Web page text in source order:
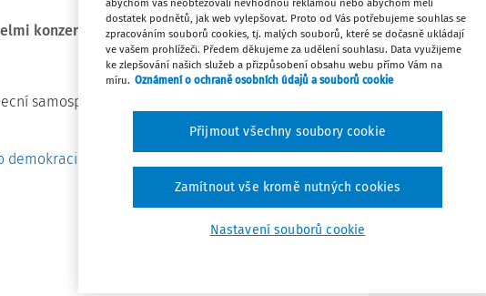
konzervativních předpokladů představuje pro
samosprávy? Je opravdu nemožné poptávku po
a ekonomickou analýzu
Oblíbené
dostatek podnětů, jak web vylepšovat. Proto od Vás potřebujeme souhlas se
zpracováním souborů cookies, tj. malých souborů, které se dočasně ukládají
ve vašem prohlížeči. Předem děkujeme za udělení souhlasu. Data využijeme
ke zlepšování našich služeb a přizpůsobení obsahu webu přímo Vám na
míru. Oznámení o ochraně osobních údajů a souborů cookie
Nastavení souborů cookie
Zamítnout vše kromě nutných cookies
Přijmout všechny soubory cookie